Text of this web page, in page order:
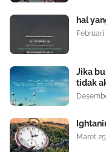
hal
Februari
Jika
tidak
Maret